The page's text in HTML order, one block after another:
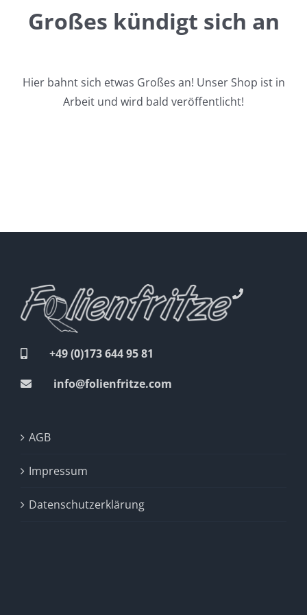
Großes kündigt sich an
Hier bahnt sich etwas Großes an! Unser Shop ist in
Arbeit und wird bald veröffentlicht!
+49 (0)173 644 95 81
info@folienfritze.com
AGB
Impressum
Datenschutzerklärung